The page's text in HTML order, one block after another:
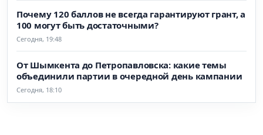
Почему 120 баллов не всегда гарантируют грант, а
100 могут быть достаточными?
Сегодня, 19:48
От Шымкента до Петропавловска: какие темы
объединили партии в очередной день кампании
Сегодня, 18:10